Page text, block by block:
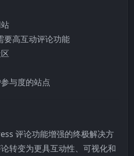
要高互动评论功能
与度的站点
评论功能增强的终极解决方
转变为更具互动性、可视化和